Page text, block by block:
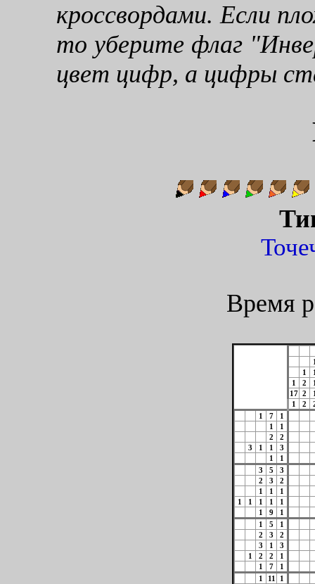
кроссвордами. Если
то уберите флаг
цвет цифр, а цифры
Время
1
1
2
17 2
1
2
1
7
1
1
1
2
2
3
1 1
3
1
1
3
5
3
2
3
2
1
1
1
1
1 1 1
1
1
9
1
1
5
1
2
3
2
3
1
3
1
2 2
1
1
7
1
1
11
1